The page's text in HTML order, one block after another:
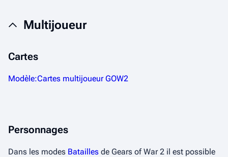
Multijoueur
Cartes
Modèle:Cartes multijoueur GOW2
Personnages
Dans les modes Batailles de Gears of War 2 il est possible